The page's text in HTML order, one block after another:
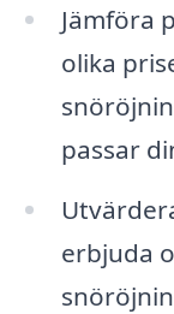
Jämföra
olika
passar
erbjuda